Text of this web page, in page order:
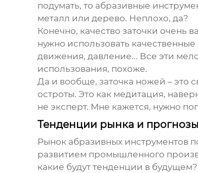
подумать, то абразивные
металл или дерево. Неплохо, да?
Конечно, качество заточки очень
нужно использовать
движения, давление... Все эти
использования, похоже.
Да и вообще, заточка ножей – это
остроты. Это как медитация,
не эксперт. Мне кажется, нужно
Тенденции рынка и
Рынок абразивных инструментов
развитием промышленного
какие будут тенденции в